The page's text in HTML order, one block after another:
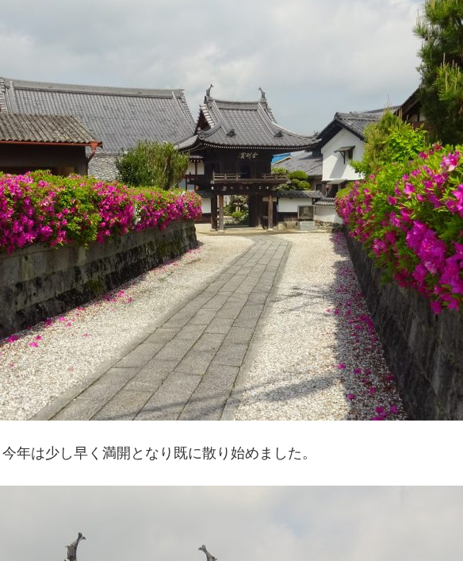
年は少し早く満開となり既に散り始めました。